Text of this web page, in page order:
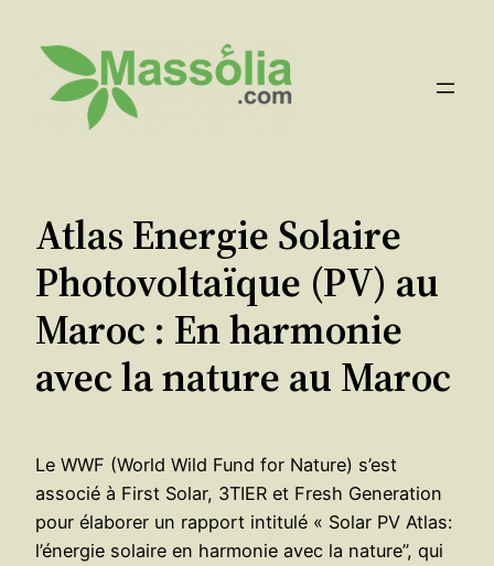
contenu
Atlas Energie Solaire
Photovoltaïque (PV) au
Maroc : En harmonie
avec la nature au Maroc
Le WWF (World Wild Fund for Nature) s’est
associé à First Solar, 3TIER et Fresh Generation
pour élaborer un rapport intitulé « Solar PV Atlas:
l’énergie solaire en harmonie avec la nature”, qui